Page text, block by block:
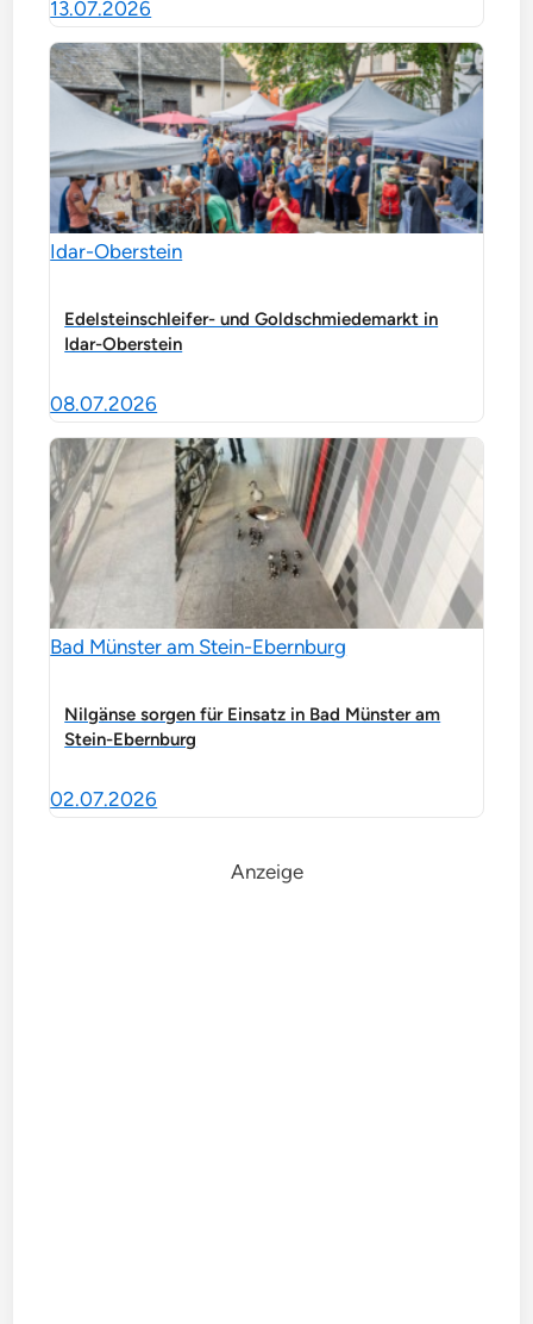
13.07.2026
Idar-Oberstein
Edelsteinschleifer- und Goldschmiedemarkt in
Idar-Oberstein
08.07.2026
Bad Münster am Stein-Ebernburg
Nilgänse sorgen für Einsatz in Bad Münster am
Stein-Ebernburg
02.07.2026
Anzeige